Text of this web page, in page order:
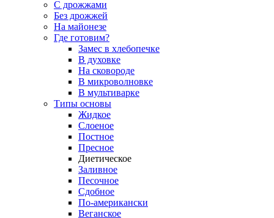
С дрожжами
Без дрожжей
На майонезе
Где готовим?
Замес в хлебопечке
В духовке
На сковороде
В микроволновке
В мультиварке
Типы основы
Жидкое
Слоеное
Постное
Пресное
Диетическое
Заливное
Песочное
Сдобное
По-американски
Веганское